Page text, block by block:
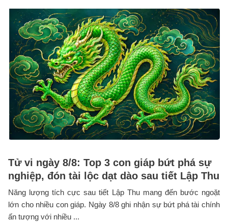
Tử vi ngày 8/8: Top 3 con giáp bứt phá sự
nghiệp, đón tài lộc dạt dào sau tiết Lập Thu
Năng lượng tích cực sau tiết Lập Thu mang đến bước ngoặt
lớn cho nhiều con giáp. Ngày 8/8 ghi nhận sự bứt phá tài chính
ấn tượng với nhiều ...